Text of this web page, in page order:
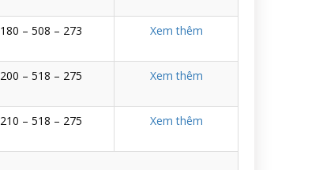
180 – 508 – 273 Xem thêm
200 – 518 – 275 Xem thêm
210 – 518 – 275 Xem thêm